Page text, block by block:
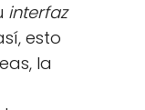
interfaz
esto
la